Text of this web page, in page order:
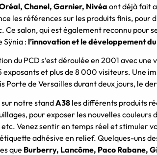
Chanel, Garnier, Nivéa ont déjà fait
les références sur les produits finis,
Ce salon, qui est également reconnu pour
Sÿnia :l’innovation et le développement
du PCD s’est déroulée en 2001 avec
exposants et plus de 8 000 visiteurs. Une
Porte de Versailles durant deux jours, le
sur notre standA38 les différents produits
pour exposer les nouvelles
etc. Venez sentir en temps réel et stimuler
adhésive en relief.Quelques-uns
que Burberry, Lancôme, Paco Rabane,